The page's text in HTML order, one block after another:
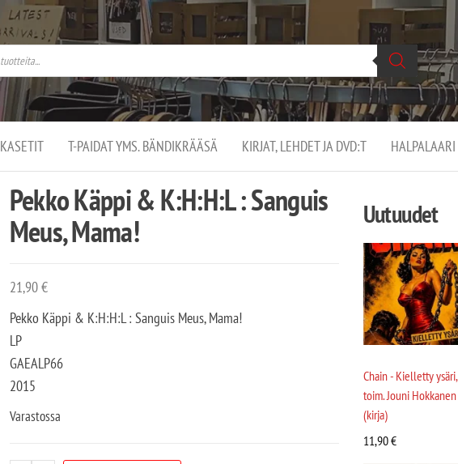
KASETIT T-PAIDAT YMS. BÄNDIKRÄÄSÄ KIRJAT, LEHDET JA DVD:T HALPALAARI
Pekko Käppi & K:H:H:L : Sanguis
Meus, Mama!
21,90€
Pekko Käppi & K:H:H:L : Sanguis Meus, Mama!
LP
GAEALP66
2015
Varastossa
Uutuudet
Chain - Kielletty ysäri,
toim. Jouni Hokkanen
(kirja)
11,90€